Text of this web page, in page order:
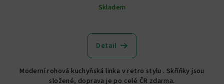
Skladem
Detail
Moderní rohová kuchyňská linka v retro stylu . Skříňky jsou
složené, doprava je po celé ČR zdarma.